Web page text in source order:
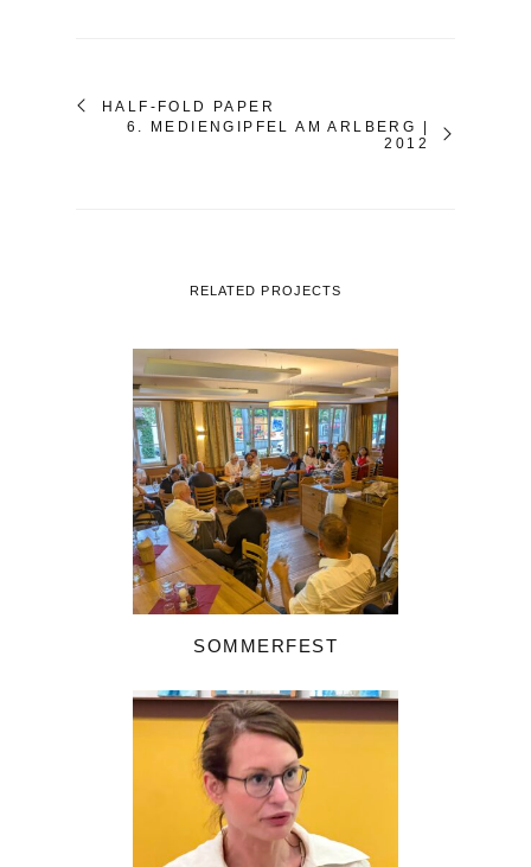
HALF-FOLD PAPER
6. MEDIENGIPFEL AM ARLBERG |
2012
RELATED PROJECTS
SOMMERFEST